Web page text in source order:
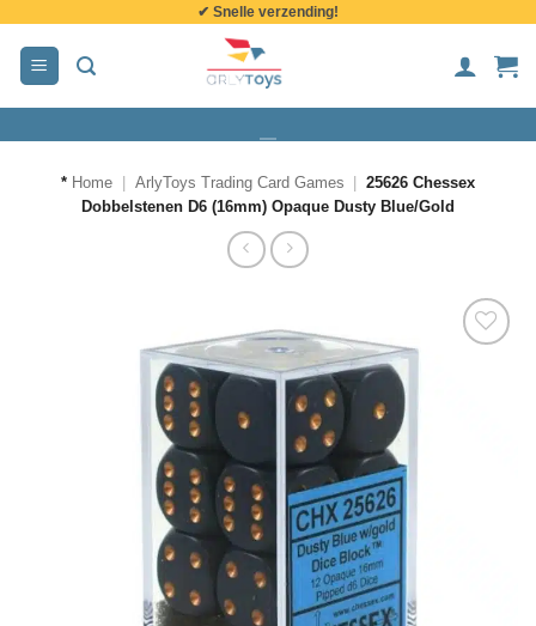
inhoud
✔ Snelle verzending!
* Home ArlyToys Trading Card Games
25626 Chessex
Dobbelstenen D6 (16mm) Opaque Dusty Blue/Gold